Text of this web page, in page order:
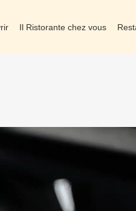
Il Ristorante chez vous